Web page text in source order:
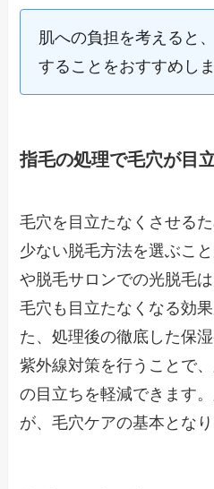
肌への負担を考えると
することをおすすめしま
指毛の処理で毛穴が目
毛穴を目立たなくさせる
少ない脱毛方法を選ぶこ
や脱毛サロンでの光脱毛
毛穴も目立たなくなる効
た、処理後の徹底した保
紫外線対策を行うことで
の目立ちを軽減できます
が、毛穴ケアの基本となり